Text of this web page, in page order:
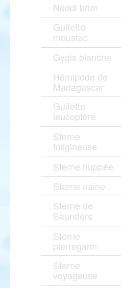
Noddi brun
Guifette
moustac
Gygis blanche
Hémipode de
Madagascar
Guifette
leucoptère
Sterne
fuligineuse
Sterne huppée
Sterne naine
Sterne de
Saunders
Sterne
pierregarin
Sterne
voyageuse